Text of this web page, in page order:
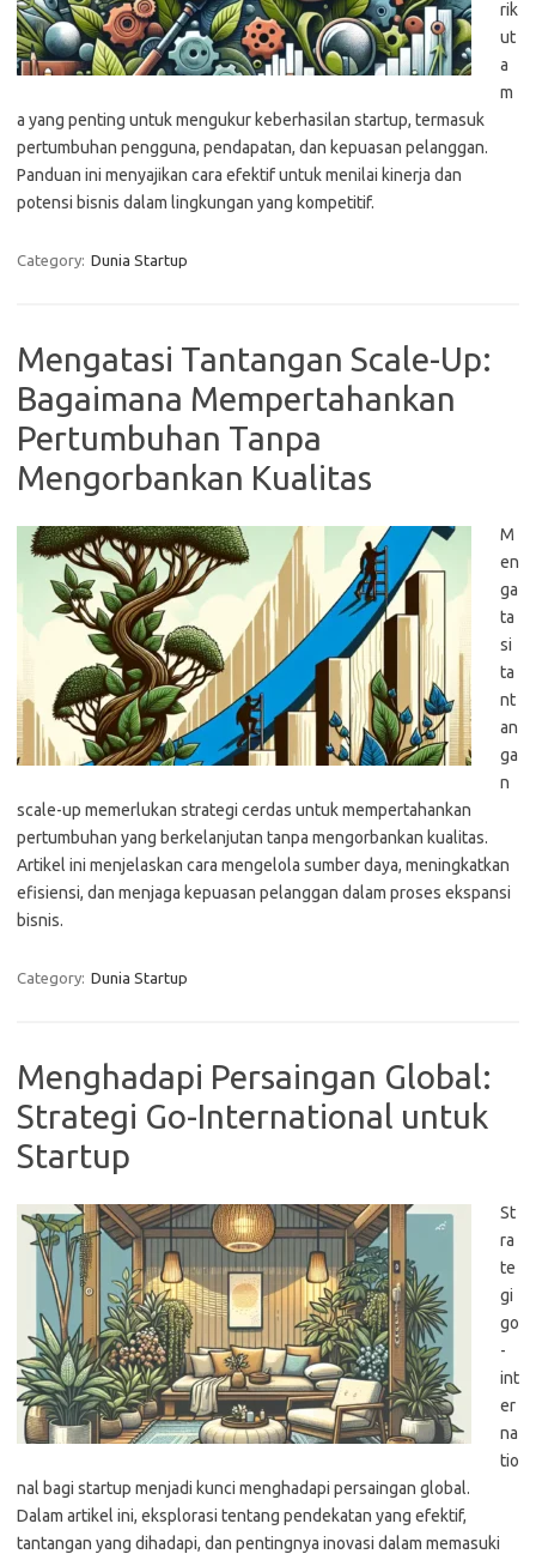
rik
ut
a
m
a yang penting untuk mengukur keberhasilan startup, termasuk
pertumbuhan pengguna, pendapatan, dan kepuasan pelanggan.
Panduan ini menyajikan cara efektif untuk menilai kinerja dan
potensi bisnis dalam lingkungan yang kompetitif.
Category: Dunia Startup
Mengatasi Tantangan Scale-Up:
Bagaimana Mempertahankan
Pertumbuhan Tanpa
Mengorbankan Kualitas
M
en
ga
ta
si
ta
nt
an
ga
n
scale-up memerlukan strategi cerdas untuk mempertahankan
pertumbuhan yang berkelanjutan tanpa mengorbankan kualitas.
Artikel ini menjelaskan cara mengelola sumber daya, meningkatkan
efisiensi, dan menjaga kepuasan pelanggan dalam proses ekspansi
bisnis.
Category: Dunia Startup
Menghadapi Persaingan Global:
Strategi Go-International untuk
Startup
St
ra
te
gi
go
-
int
er
na
tio
nal bagi startup menjadi kunci menghadapi persaingan global.
Dalam artikel ini, eksplorasi tentang pendekatan yang efektif,
tantangan yang dihadapi, dan pentingnya inovasi dalam memasuki